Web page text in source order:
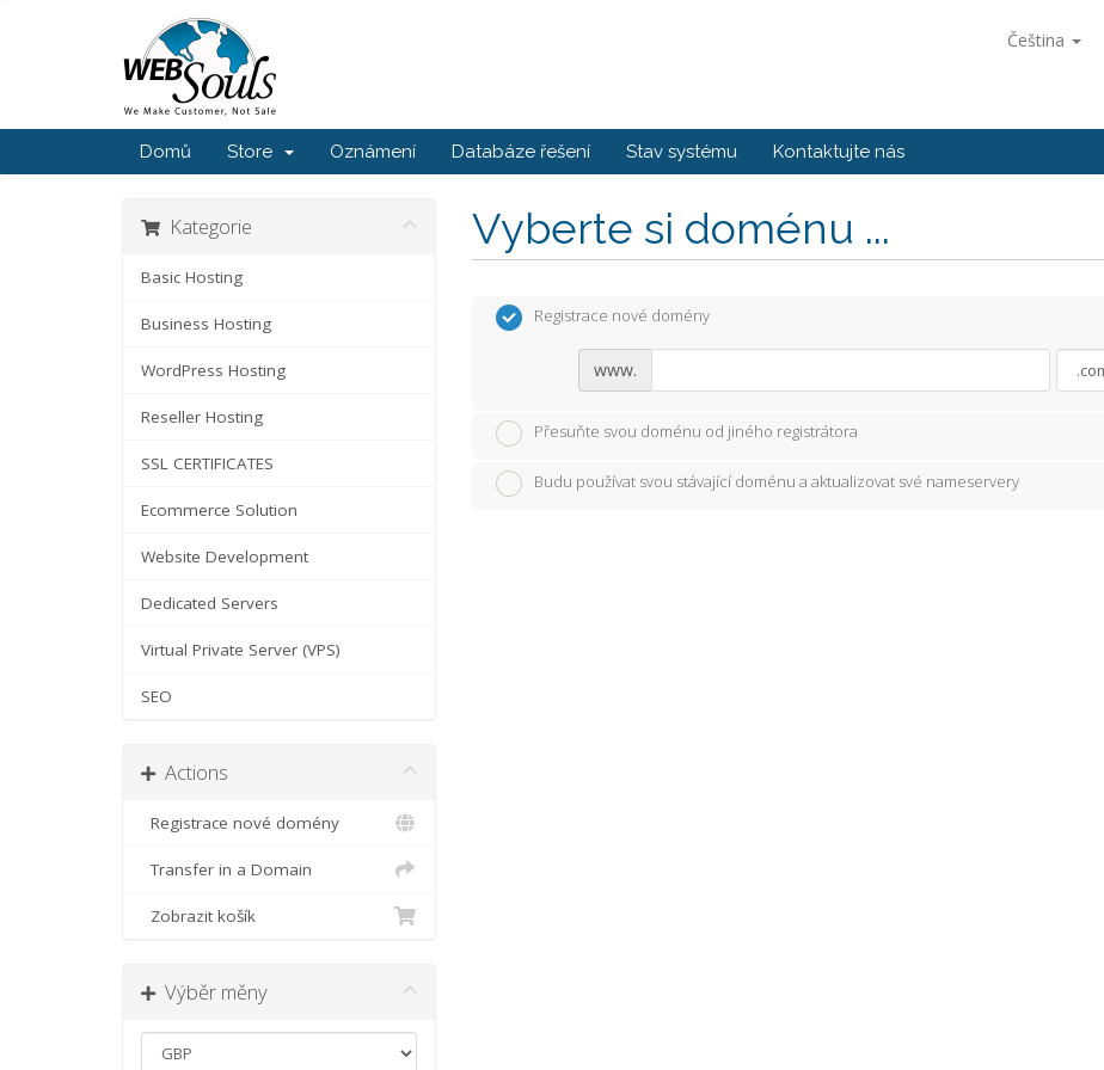
Čeština
Domů Store Oznámení Databáze řešení Stav systému Kontaktujte nás
Vyberte si doménu ...
Kategorie
Basic Hosting
Business Hosting
WordPress Hosting
Reseller Hosting
SSL CERTIFICATES
Ecommerce Solution
Website Development
Dedicated Servers
Virtual Private Server (VPS)
SEO
Actions
Registrace nové domény
Transfer in a Domain
Zobrazit košík
Výběr měny
Registrace nové domény
www.
Přesuňte svou doménu od jiného registrátora
Budu používat svou stávající doménu a aktualizovat své nameservery